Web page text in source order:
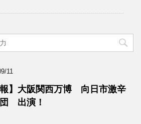
11
報】大阪関西万博 向日市激辛
出演！